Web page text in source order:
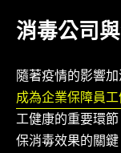
消毒公司
隨著疫情的影響
成為企業保障員
工健康的重要環
保消毒效果的關鍵